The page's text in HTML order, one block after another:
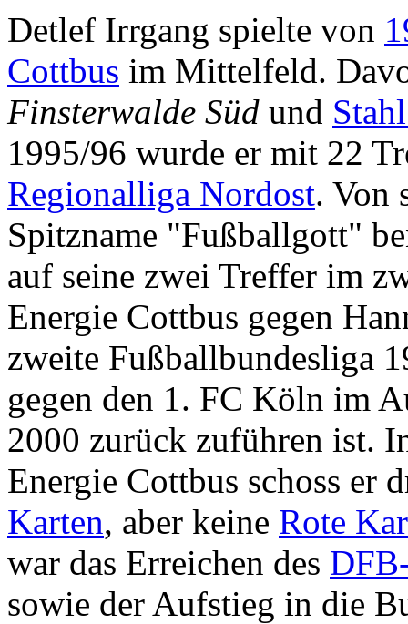
Detlef Irrgang spielte von
Cottbus im Mittelfeld.
Finsterwalde Süd und
1995/96 wurde er mit 22
Regionalliga Nordost. Von
Spitzname "Fußballgott"
auf seine zwei Treffer im
Energie Cottbus gegen
zweite Fußballbundesliga
gegen den 1. FC Köln im
2000 zurück zuführen ist.
Energie Cottbus schoss er
Karten, aber keine Rote
war das Erreichen des
sowie der Aufstieg in die